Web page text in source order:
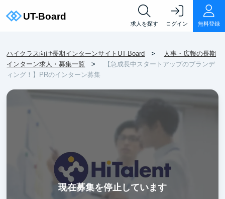
求人を探す ログイン 無料登録
ハイクラス向け長期インターンサイトUT-Board
人事・広報の長期
インターン求人・募集一覧
【急成長中スタートアップのブランデ
ィング！】PRのインターン募集
現在募集を停止しています